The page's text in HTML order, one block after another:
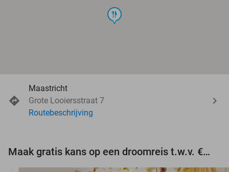
food
Maastricht
Grote Looiersstraat 7
Routebeschrijving
Maak gratis kans op een droomreis t.w.v. €3.000!